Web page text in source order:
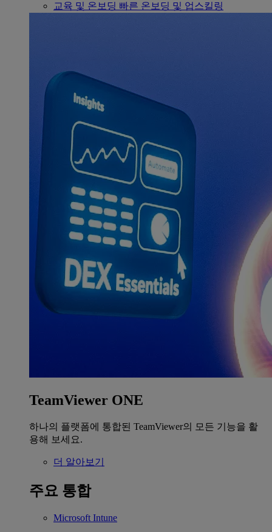
교육 및 온보딩 빠른 온보딩 및 업스킬링
TeamViewer ONE
하나의 플랫폼에 통합된 TeamViewer의 모든 기능을 활
용해 보세요.
더 알아보기
주요 통합
Microsoft Intune